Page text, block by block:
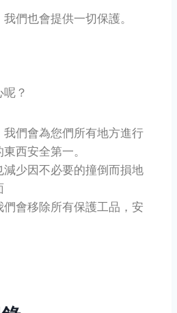
們也會提供一切保護。
？
我們會為您們所有地方進行
西安全第一。
減少因不必要的撞倒而損地
會移除所有保護工品，安